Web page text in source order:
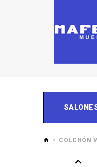
COLCHÓN